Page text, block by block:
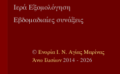
Ιερά Εξομολόγηση
Εβδομαδιαίες συνάξεις
©Ενορία Ι. Ν. Αγίας Μαρίνας
Άνω Ιλισίων 2014 - 2026